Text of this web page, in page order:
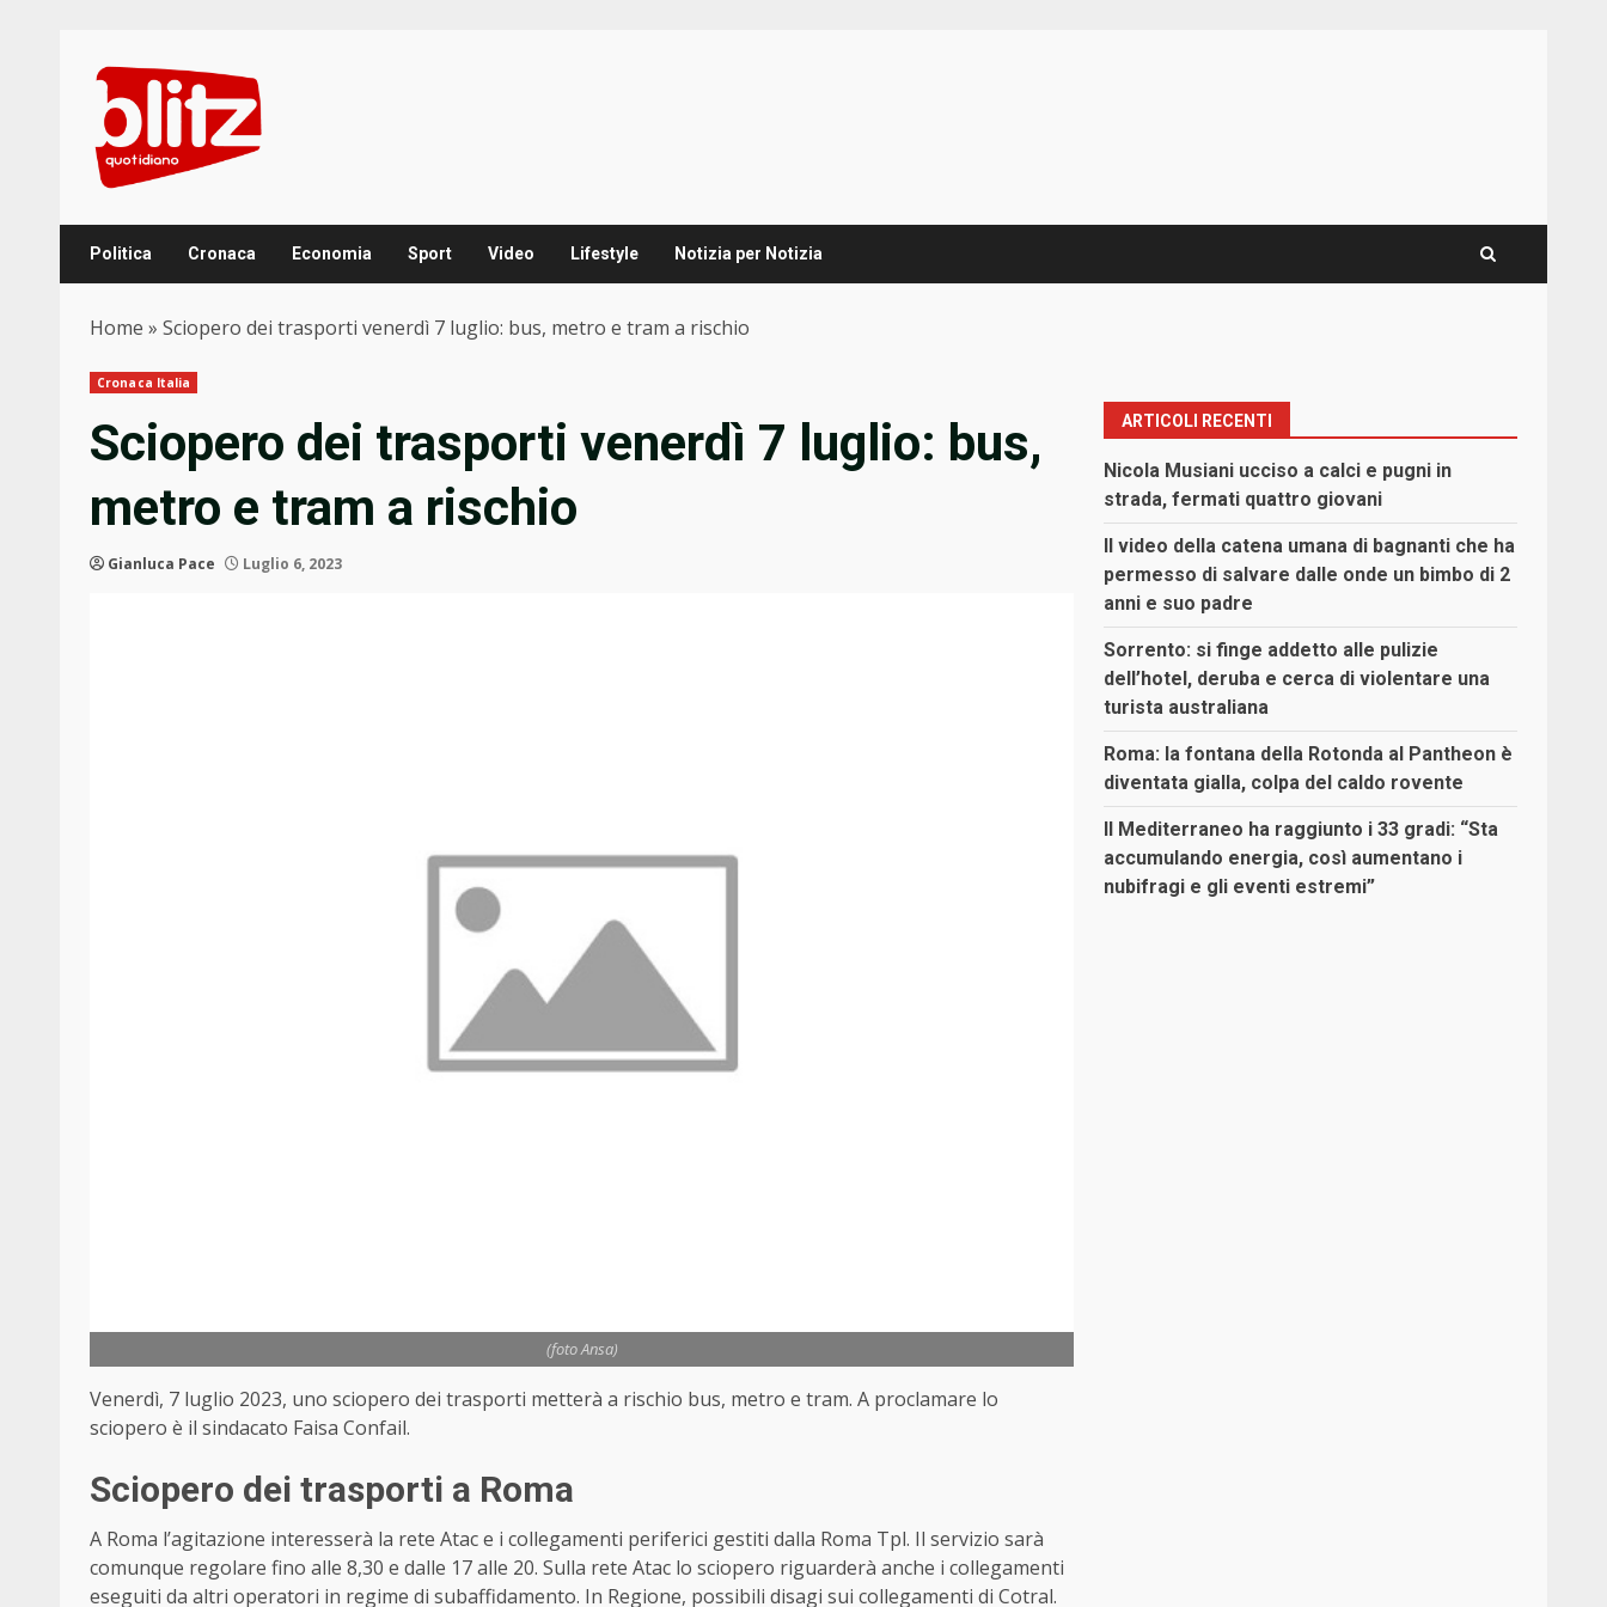
content
Politica Cronaca Economia Sport Video Lifestyle Notizia per Notizia
Home » Sciopero dei trasporti venerdì 7 luglio: bus, metro e tram a rischio
Cronaca Italia
Sciopero dei trasporti venerdì 7 luglio: bus,
metro e tram a rischio
Gianluca Pace Luglio 6, 2023
(foto Ansa)
Venerdì, 7 luglio 2023, uno sciopero dei trasporti metterà a rischio bus, metro e tram. A proclamare lo
sciopero è il sindacato Faisa Confail.
Sciopero dei trasporti a Roma
A Roma l’agitazione interesserà la rete Atac e i collegamenti periferici gestiti dalla Roma Tpl. Il servizio sarà
comunque regolare fino alle 8,30 e dalle 17 alle 20. Sulla rete Atac lo sciopero riguarderà anche i collegamenti
eseguiti da altri operatori in regime di subaffidamento. In Regione, possibili disagi sui collegamenti di Cotral.
ARTICOLI RECENTI
Nicola Musiani ucciso a calci e pugni in
strada, fermati quattro giovani
Il video della catena umana di bagnanti che ha
permesso di salvare dalle onde un bimbo di 2
anni e suo padre
Sorrento: si finge addetto alle pulizie
dell’hotel, deruba e cerca di violentare una
turista australiana
Roma: la fontana della Rotonda al Pantheon è
diventata gialla, colpa del caldo rovente
Il Mediterraneo ha raggiunto i 33 gradi: “Sta
accumulando energia, così aumentano i
nubifragi e gli eventi estremi”